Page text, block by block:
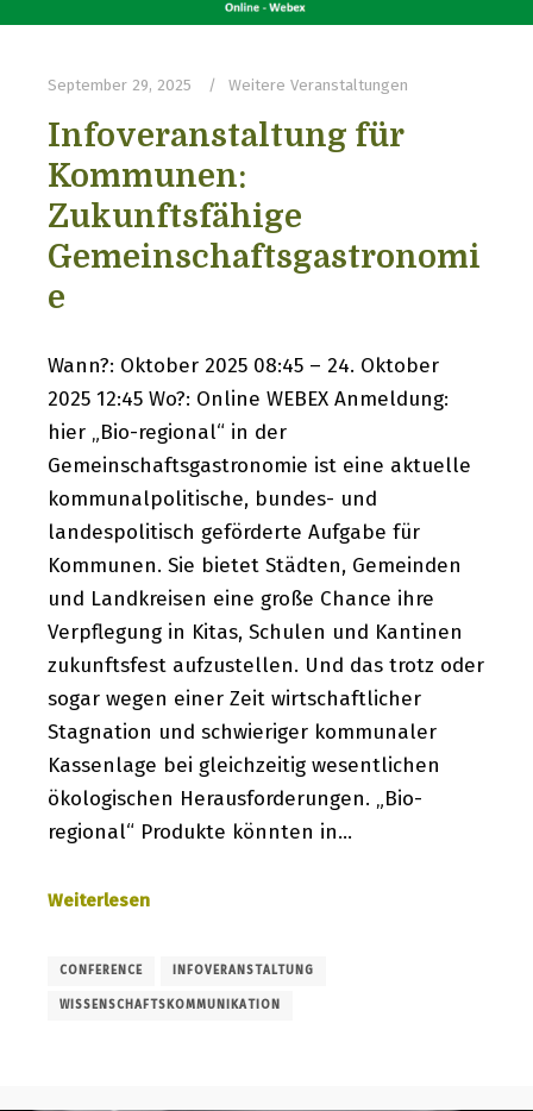
September 29, 2025 Weitere Veranstaltungen
Infoveranstaltung für
Kommunen:
Zukunftsfähige
Gemeinschaftsgastronomi
e
Wann?: Oktober 2025 08:45 – 24. Oktober
2025 12:45 Wo?: Online WEBEX Anmeldung:
hier „Bio-regional“ in der
Gemeinschaftsgastronomie ist eine aktuelle
kommunalpolitische, bundes- und
landespolitisch geförderte Aufgabe für
Kommunen. Sie bietet Städten, Gemeinden
und Landkreisen eine große Chance ihre
Verpflegung in Kitas, Schulen und Kantinen
zukunftsfest aufzustellen. Und das trotz oder
sogar wegen einer Zeit wirtschaftlicher
Stagnation und schwieriger kommunaler
Kassenlage bei gleichzeitig wesentlichen
ökologischen Herausforderungen. „Bio-
regional“ Produkte könnten in…
Weiterlesen
CONFERENCE INFOVERANSTALTUNG
WISSENSCHAFTSKOMMUNIKATION